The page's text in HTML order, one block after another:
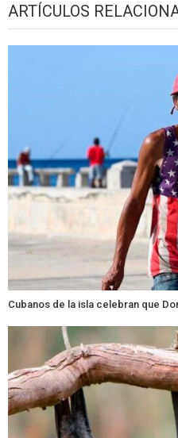
ARTÍCULOS
Cubanos de la isla celebran que